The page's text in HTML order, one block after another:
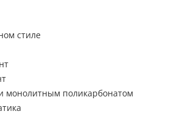
стиле
монолитным поликарбонатом